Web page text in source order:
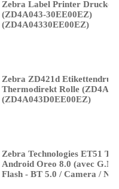
Zebra Label Printer Drucker
(ZD4A043-30EE00EZ)
(ZD4A04330EE00EZ)
Zebra ZD421d
Thermodirekt Rolle
(ZD4A043D0EE00EZ)
Zebra Technologies ET51
Android Oreo 8.0 (avec
Flash - BT 5.0 / Camera /